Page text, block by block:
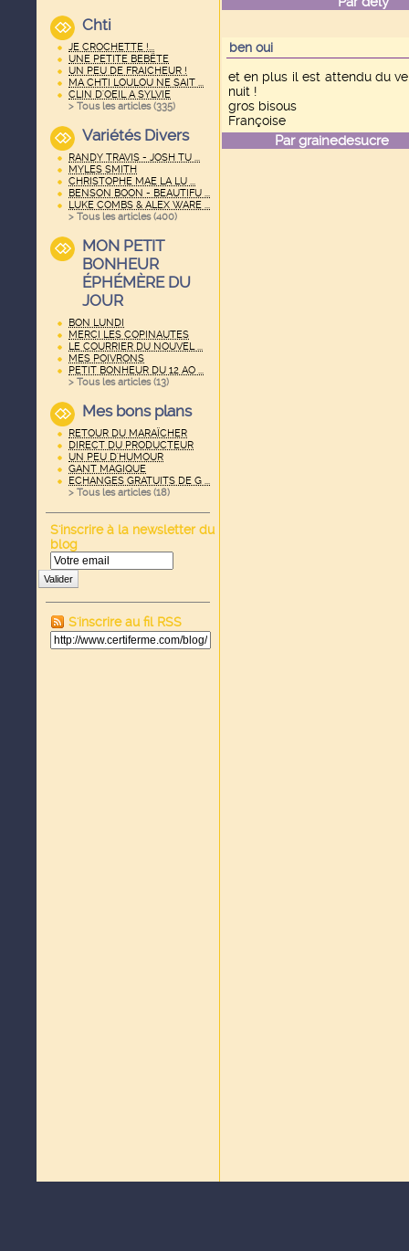
Chti
JE CROCHETTE !...
UNE PETITE BEBËTE
UN PEU DE FRAICHEUR !
MA CHTI LOULOU NE SAIT ...
CLIN D'OEIL A SYLVIE
> Tous les articles (335)
Variétés Divers
RANDY TRAVIS - JOSH TU ...
MYLES SMITH
CHRISTOPHE MAE LA LU ...
BENSON BOON - BEAUTIFU ...
LUKE COMBS & ALEX WARE ...
> Tous les articles (400)
MON PETIT
BONHEUR
ÉPHÉMÈRE DU
JOUR
BON LUNDI
MERCI LES COPINAUTES
LE COURRIER DU NOUVEL ...
MES POIVRONS
PETIT BONHEUR DU 12 AO ...
> Tous les articles (13)
Mes bons plans
RETOUR DU MARAÏCHER
DIRECT DU PRODUCTEUR
UN PEU D'HUMOUR
GANT MAGIQUE
ECHANGES GRATUITS DE G ...
> Tous les articles (18)
S'inscrire à la newsletter du
blog
Valider
S'inscrire au fil RSS
ben oui
et en plus il est attendu du
nuit !
gros bisous
Françoise
Pargrainedesucrele